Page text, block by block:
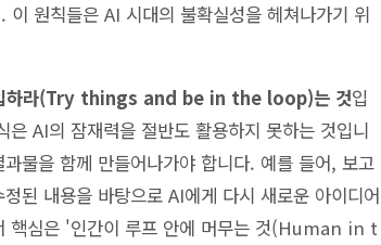
원칙들은 AI 시대의 불확실성을 헤쳐나가기 위
입하라(Try things and be in the loop)는 것입
AI의 잠재력을 절반도 활용하지 못하는 것입니
물을 함께 만들어나가야 합니다. 예를 들어, 보고
된 내용을 바탕으로 AI에게 다시 새로운 아이디어
핵심은 '인간이 루프 안에 머무는 것(Human in t